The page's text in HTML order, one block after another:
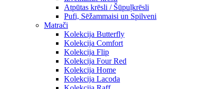
Atpūtas krēsli / Šūpuļkrēsli
Pufi, Sēžammaisi un Spilveni
Matrači
Kolekcija Butterfly
Kolekcija Comfort
Kolekcija Flip
Kolekcija Four Red
Kolekcija Home
Kolekcija Lacoda